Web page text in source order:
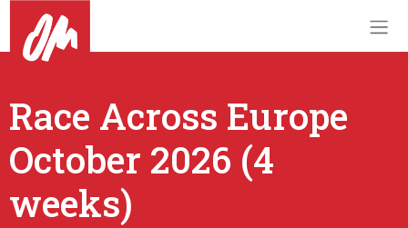
Race Across Europe
October 2026 (4
weeks)